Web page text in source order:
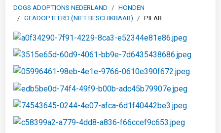
DOGS ADOPTIONS NEDERLAND
HONDEN
GEADOPTEERD (NIET BESCHIKBAAR)
PILAR